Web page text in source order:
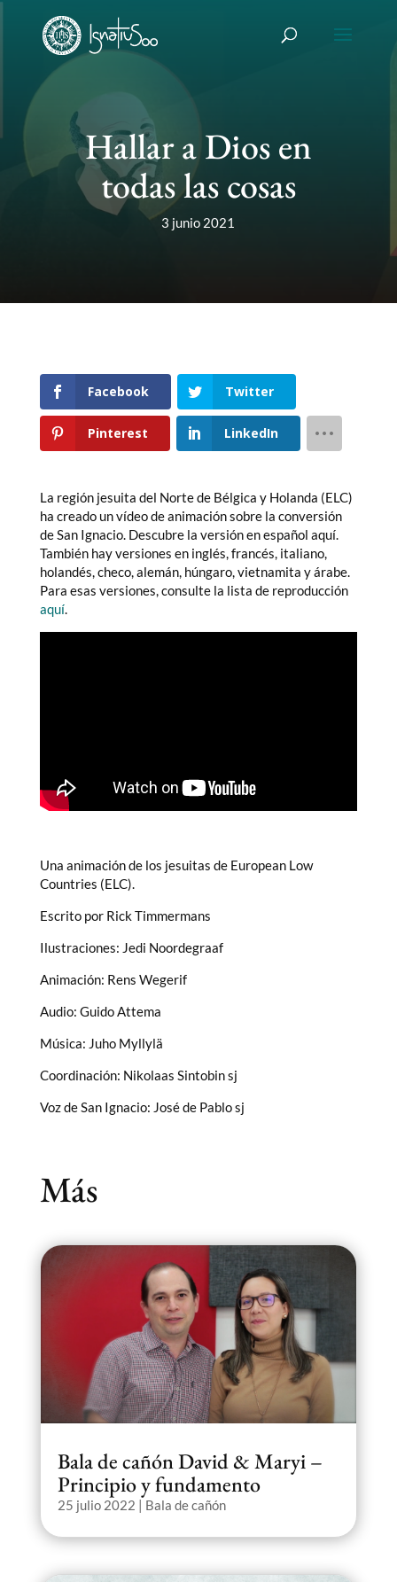
Hallar a Dios en
todas las cosas
3 junio 2021
Facebook Twitter
Pinterest LinkedIn
La región jesuita del Norte de Bélgica y Holanda (ELC)
ha creado un vídeo de animación sobre la conversión
de San Ignacio. Descubre la versión en español aquí.
También hay versiones en inglés, francés, italiano,
holandés, checo, alemán, húngaro, vietnamita y árabe.
Para esas versiones, consulte la lista de reproducción
aquí.
Una animación de los jesuitas de European Low
Countries (ELC).
Escrito por Rick Timmermans
Ilustraciones: Jedi Noordegraaf
Animación: Rens Wegerif
Audio: Guido Attema
Música: Juho Myllylä
Coordinación: Nikolaas Sintobin sj
Voz de San Ignacio: José de Pablo sj
Más
Bala de cañón David & Maryi –
Principio y fundamento
25 julio 2022 | Bala de cañón